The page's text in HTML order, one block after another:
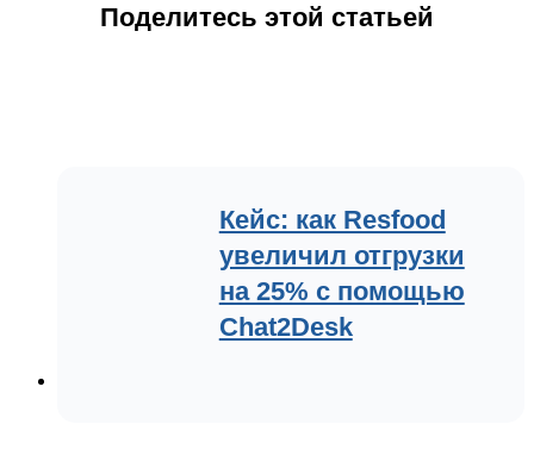
Поделитесь этой статьей
Кейс: как Resfood
увеличил отгрузки
на 25% с помощью
Chat2Desk